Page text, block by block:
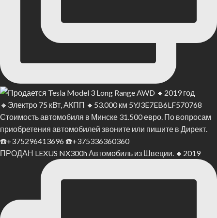
ПРОДАН LEXUS NX300h Автомобиль из Швеции. 🔸2019